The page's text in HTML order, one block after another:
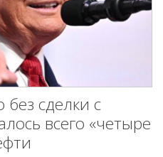
сделки с
всего «четыре